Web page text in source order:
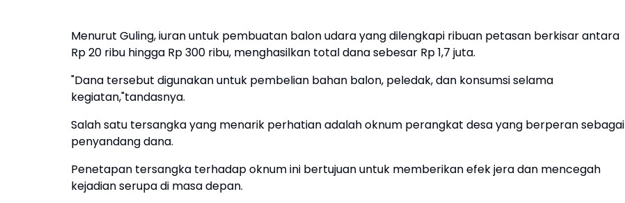
Menurut Guling, iuran untuk pembuatan balon udara yang dilengkapi ribuan petasan berkisar antara
Rp 20 ribu hingga Rp 300 ribu, menghasilkan total dana sebesar Rp 1,7 juta.
"Dana tersebut digunakan untuk pembelian bahan balon, peledak, dan konsumsi selama
kegiatan,"tandasnya.
Salah satu tersangka yang menarik perhatian adalah oknum perangkat desa yang berperan sebagai
penyandang dana.
Penetapan tersangka terhadap oknum ini bertujuan untuk memberikan efek jera dan mencegah
kejadian serupa di masa depan.